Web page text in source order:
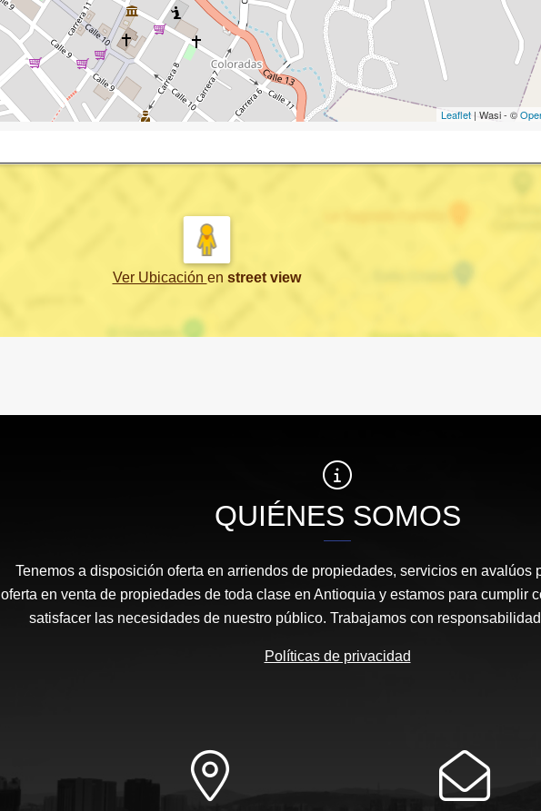
Leaflet| Wasi - ©
Ver Ubicación en street view
QUIÉNES SOMOS
Tenemos a disposición oferta en arriendos de propiedades, servicios en avalúos
oferta en venta de propiedades de toda clase en Antioquia y estamos para cumplir
satisfacer las necesidades de nuestro público. Trabajamos con
Políticas de privacidad